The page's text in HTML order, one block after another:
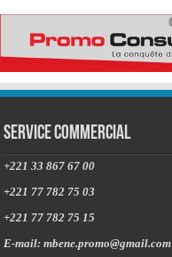
Service commercial
+221 33 867 67 00
+221 77 782 75 03
+221 77 782 75 15
E-mail: mbene.promo@gmail.com